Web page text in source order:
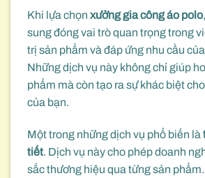
Khi lựa chọn xưởng gia công áo polo
sung đóng vai trò quan trọng trong
trị sản phẩm và đáp ứng nhu cầu
Những dịch vụ này không chỉ giúp
phẩm mà còn tạo ra sự khác biệt
của bạn.
Một trong những dịch vụ phổ biến là
tiết. Dịch vụ này cho phép doanh
sắc thương hiệu qua từng sản